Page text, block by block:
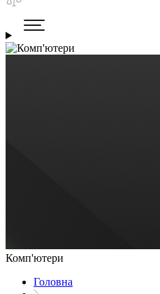
Комп'ютери
Головна